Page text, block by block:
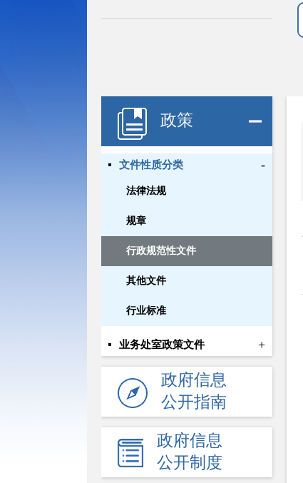
政策
文件性质分类 -
法律法规
规章
行政规范性文件
其他文件
行业标准
业务处室政策文件 +
政府信息
公开指南
政府信息
公开制度